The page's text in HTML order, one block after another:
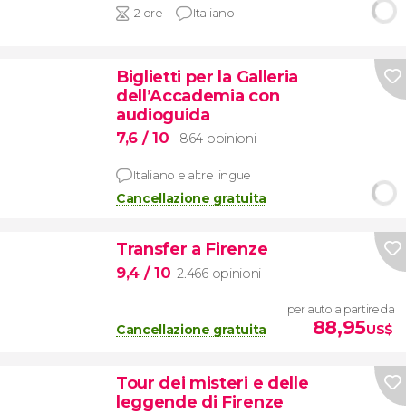
2 ore Italiano
Biglietti per la Galleria
dell’Accademia con
audioguida
7,6 / 10 864 opinioni
Italiano e altre lingue
Cancellazione gratuita
Transfer a Firenze
9,4 / 10 2.466 opinioni
Cancellazione gratuita
per auto a partire da
88,95US$
Tour dei misteri e delle
leggende di Firenze